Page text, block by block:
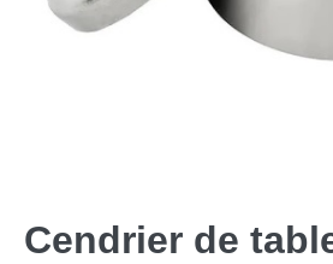
Cendrier de